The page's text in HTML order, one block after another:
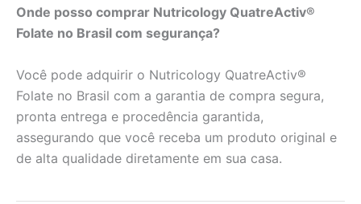
Onde posso comprar Nutricology QuatreActiv®
Folate no Brasil com segurança?
Você pode adquirir o Nutricology QuatreActiv®
Folate no Brasil com a garantia de compra segura,
pronta entrega e procedência garantida,
assegurando que você receba um produto original e
de alta qualidade diretamente em sua casa.